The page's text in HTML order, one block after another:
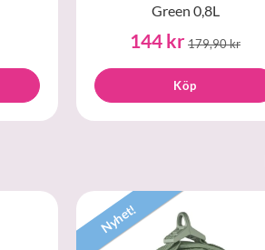
Green 0,8L
144 kr179,90 kr
Köp
Nyhet!